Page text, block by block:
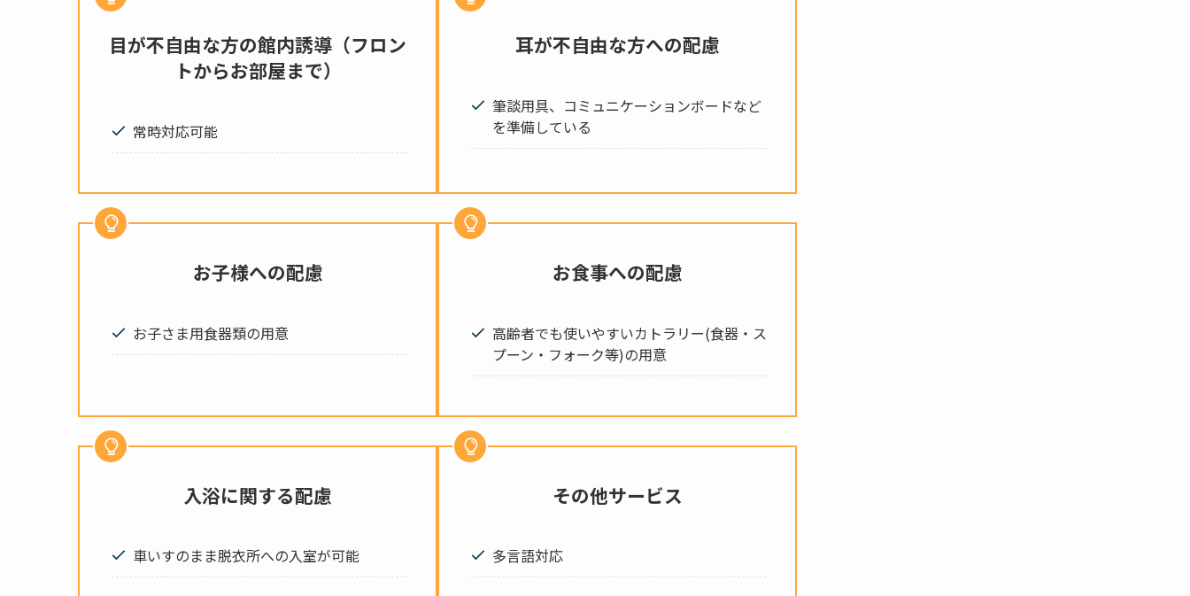
目が不自由な方の館内誘導（フロン
トからお部屋まで）
常時対応可能
耳が不自由な方への配慮
筆談用具、コミュニケーションボードなど
を準備している
お子様への配慮
お子さま用食器類の用意
お食事への配慮
高齢者でも使いやすいカトラリー(食器・ス
プーン・フォーク等)の用意
入浴に関する配慮
車いすのまま脱衣所への入室が可能
その他サービス
多言語対応